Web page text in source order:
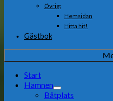
Övrigt
Hemsidan
Hitta hit!
Gästbok
Start
Hamnen
Båtplats